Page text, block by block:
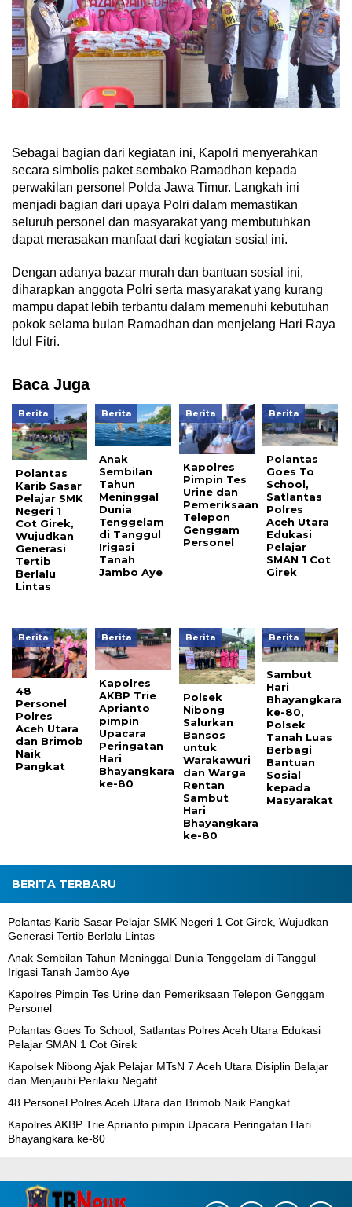
Sebagai bagian dari kegiatan ini, Kapolri menyerahkan
secara simbolis paket sembako Ramadhan kepada
perwakilan personel Polda Jawa Timur. Langkah ini
menjadi bagian dari upaya Polri dalam memastikan
seluruh personel dan masyarakat yang membutuhkan
dapat merasakan manfaat dari kegiatan sosial ini.
Dengan adanya bazar murah dan bantuan sosial ini,
diharapkan anggota Polri serta masyarakat yang kurang
mampu dapat lebih terbantu dalam memenuhi kebutuhan
pokok selama bulan Ramadhan dan menjelang Hari Raya
Idul Fitri.
Baca Juga
Berita
Polantas
Karib Sasar
Pelajar SMK
Negeri 1
Cot Girek,
Wujudkan
Generasi
Tertib
Berlalu
Lintas
Berita
Anak
Sembilan
Tahun
Meninggal
Dunia
Tenggelam
di Tanggul
Irigasi
Tanah
Jambo Aye
Berita
Kapolres
Pimpin Tes
Urine dan
Pemeriksaan
Telepon
Genggam
Personel
Berita
Polantas
Goes To
School,
Satlantas
Polres
Aceh Utara
Edukasi
Pelajar
SMAN 1 Cot
Girek
Berita
48
Personel
Polres
Aceh Utara
dan Brimob
Naik
Pangkat
Berita
Kapolres
AKBP Trie
Aprianto
pimpin
Upacara
Peringatan
Hari
Bhayangkara
ke-80
Berita
Polsek
Nibong
Salurkan
Bansos
untuk
Warakawuri
dan Warga
Rentan
Sambut
Hari
Bhayangkara
ke-80
Berita
Sambut
Hari
Bhayangkara
ke-80,
Polsek
Tanah Luas
Berbagi
Bantuan
Sosial
kepada
Masyarakat
BERITA TERBARU
Polantas Karib Sasar Pelajar SMK Negeri 1 Cot Girek, Wujudkan
Generasi Tertib Berlalu Lintas
Anak Sembilan Tahun Meninggal Dunia Tenggelam di Tanggul
Irigasi Tanah Jambo Aye
Kapolres Pimpin Tes Urine dan Pemeriksaan Telepon Genggam
Personel
Polantas Goes To School, Satlantas Polres Aceh Utara Edukasi
Pelajar SMAN 1 Cot Girek
Kapolsek Nibong Ajak Pelajar MTsN 7 Aceh Utara Disiplin Belajar
dan Menjauhi Perilaku Negatif
48 Personel Polres Aceh Utara dan Brimob Naik Pangkat
Kapolres AKBP Trie Aprianto pimpin Upacara Peringatan Hari
Bhayangkara ke-80